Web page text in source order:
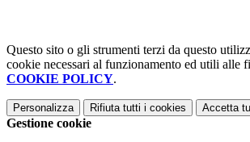
Questo sito o gli strumenti terzi da questo
cookie necessari al funzionamento ed utili alle
COOKIE POLICY.
Personalizza Rifiuta tutti i cookies Accetta
Gestione cookie